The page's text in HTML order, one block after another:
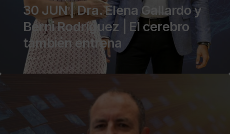
30 JUN | Dra. Elena Gallardo y
Berni Rodríguez | El cerebro
también entrena